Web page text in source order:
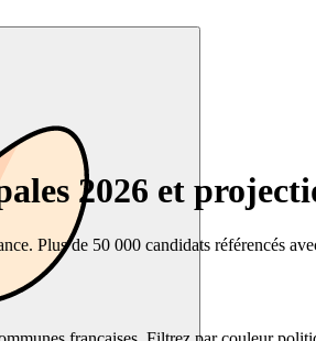
2026 et
Plus de 50 000 candidats référencés